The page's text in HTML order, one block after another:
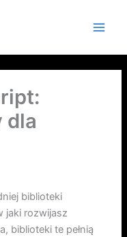
dla
biblioteki
jaki rozwijasz
biblioteki te pełnią